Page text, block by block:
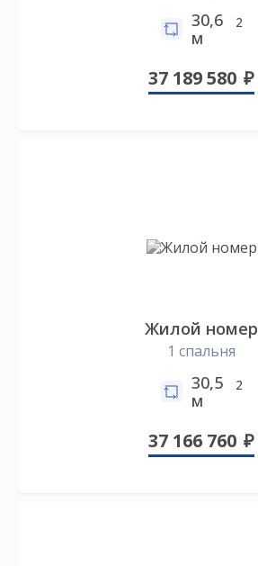
30,6
м
2
37 189 580
Жилой номер
1 спальня
30,5
м
2
37 166 760